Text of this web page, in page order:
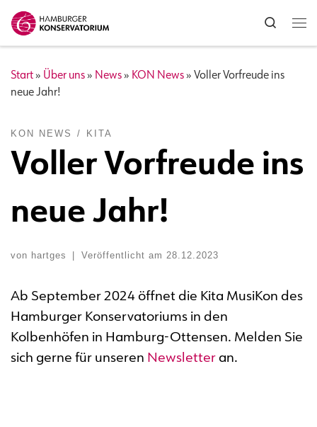
Zum Inhalt springen
Search
Start » Über uns » News » KON News » Voller Vorfreude ins
neue Jahr!
KON NEWS KITA
Voller Vorfreude ins
neue Jahr!
von hartges Veröffentlicht am 28.12.2023
Ab September 2024 öffnet die Kita MusiKon des
Hamburger Konservatoriums in den
Kolbenhöfen in Hamburg-Ottensen. Melden Sie
sich gerne für unseren Newsletter an.